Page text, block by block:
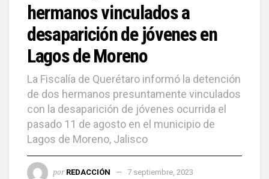
hermanos vinculados a
desaparición de jóvenes en
Lagos de Moreno
La Fiscalía de Querétaro informó la detención
de dos hermanos presuntamente vinculados
con la desaparición de jóvenes ocurrida el
pasado 11 de agosto en el municipio de
Lagos de Moreno, Jalisco
por REDACCIÓN 7 septiembre, 2023